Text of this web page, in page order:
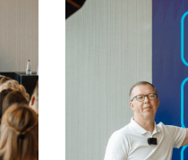
biznesa procesu
ieraksti